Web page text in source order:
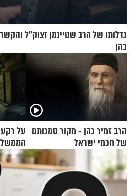
גדלותו של הרב שטיינמן זצוק"ל
כהן
הרב זמיר כהן - מקור סמכותם
של חכמי ישראל
על
אנשי